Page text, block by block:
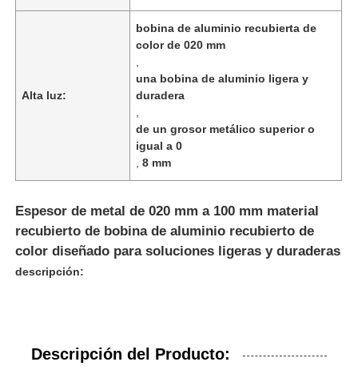
Alta luz:
bobina de aluminio recubierta de
color de 020 mm
una bobina de aluminio ligera y
duradera
de un grosor metálico superior o
igual a 0
,8 mm
Espesor de metal de 020 mm a 100 mm material
recubierto de bobina de aluminio recubierto de
color diseñado para soluciones ligeras y duraderas
descripción:
Descripción del Producto: